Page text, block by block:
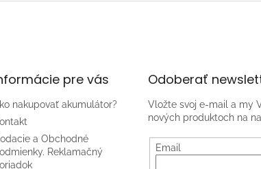
pre vás
nakupovať akumulátor?
a Obchodné
Reklamačný
Odoberať
Vložte svoj e-mail a my
nových produktoch na
Email